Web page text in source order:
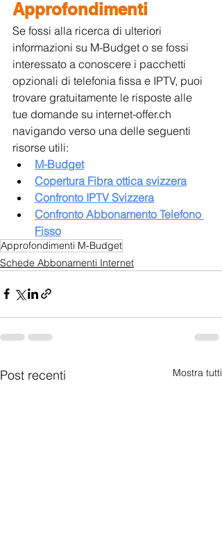
Approfondimenti
Se fossi alla ricerca di ulteriori
informazioni su M-Budget o se fossi
interessato a conoscere i pacchetti
opzionali di telefonia fissa e IPTV, puoi
trovare gratuitamente le risposte alle
tue domande su internet-offer.ch
navigando verso una delle seguenti
risorse utili:
M-Budget
Copertura Fibra ottica svizzera
Confronto IPTV Svizzera
Confronto Abbonamento Telefono
Fisso
Approfondimenti M-Budget
Schede Abbonamenti Internet
Post recenti Mostra tutti